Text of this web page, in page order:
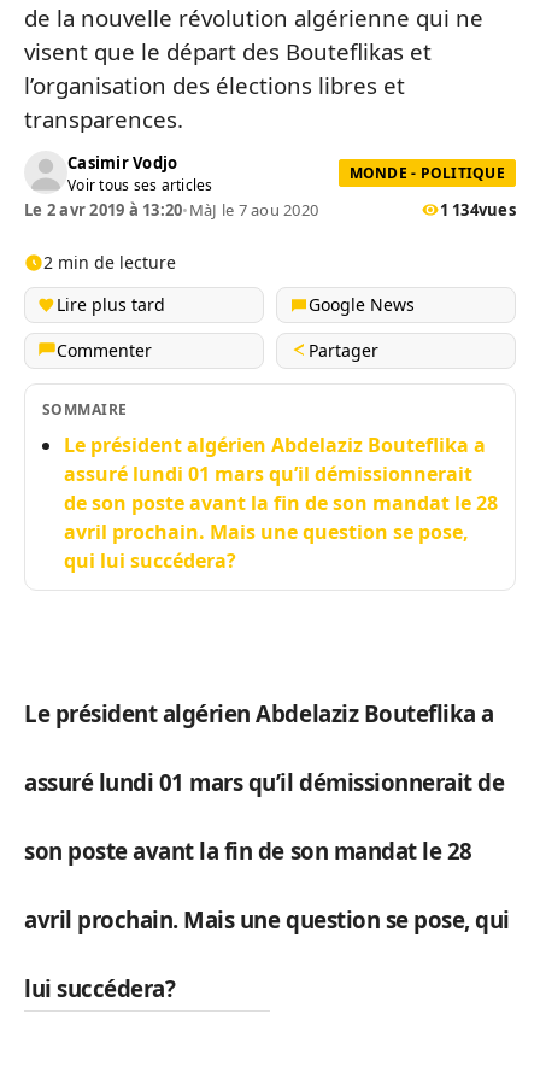
de la nouvelle révolution algérienne qui ne
visent que le départ des Bouteflikas et
l’organisation des élections libres et
transparences.
Casimir Vodjo
Voir tous ses articles
MONDE - POLITIQUE
Le 2 avr 2019 à 13:20•MàJ le 7 aou 2020 1 134vues
2 min de lecture
Lire plus tard
Google News
Commenter
Partager
SOMMAIRE
Le président algérien Abdelaziz Bouteflika a
assuré lundi 01 mars qu’il démissionnerait
de son poste avant la fin de son mandat le 28
avril prochain. Mais une question se pose,
qui lui succédera?
Le président algérien Abdelaziz Bouteflika a
assuré lundi 01 mars qu’il démissionnerait de
son poste avant la fin de son mandat le 28
avril prochain. Mais une question se pose, qui
luisuccédera?